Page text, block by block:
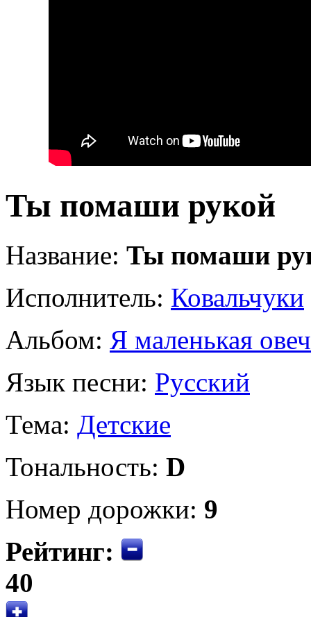
Ты помаши рукой
Название: Ты помаши
Исполнитель: Ковальчуки
Альбом: Я маленькая
Язык песни: Русский
Тема: Детские
Тональность: D
Номер дорожки: 9
Рейтинг:
40